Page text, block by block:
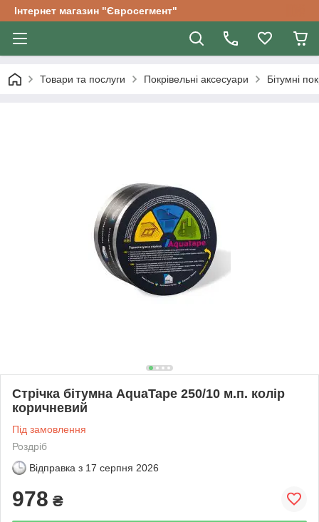
Інтернет магазин "Євросегмент"
Товари та послуги Покрівельні аксесуари Бітумні
Стрічка бітумна AquaTape 250/10 м.п. колір
коричневий
Під замовлення
Роздріб
Відправка з 17 серпня 2026
978 ₴